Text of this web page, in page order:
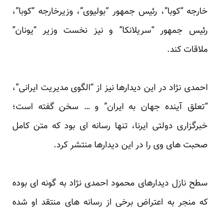
خارجه “کوبا”، رئیس جمهور “بولیوی”، وزیرخارجه “کوبا”،
رئیس جمهور “سریلانکا” و نیز نخست وزیر “یونان”
ملاقات کند.
احمدی نژاد در این دیدارها نیز از “الگوی مدیریت ایرانی”،
“تعلق آینده جهان به ایران” و … سخن گفته است؛
خبرگزاری دولتی ایرنا، تنها رسانه ای بود که متن کامل
صحبت های وی را در این دیدارها منتشر کرد.
سطح نازل دیدارهای محمود احمدی نژاد به گونه ای بوده
که منجر به اعتراض برخی از رسانه های منتقد او شده